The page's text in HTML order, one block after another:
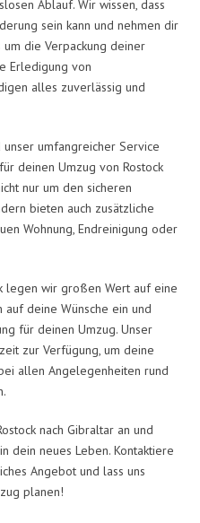
Ablauf. Wir wissen, dass
sein kann und nehmen dir
die Verpackung deiner
Erledigung von
alles zuverlässig und
umfangreicher Service
deinen Umzug von Rostock
nur um den sicheren
bieten auch zusätzliche
Wohnung, Endreinigung oder
legen wir großen Wert auf eine
deine Wünsche ein und
für deinen Umzug. Unser
zur Verfügung, um deine
allen Angelegenheiten rund
nach Gibraltar an und
dein neues Leben. Kontaktiere
Angebot und lass uns
planen!